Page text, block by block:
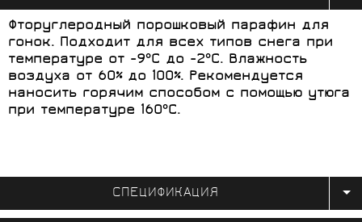
Фторуглеродный порошковый парафин для
гонок. Подходит для всех типов снега при
температуре от -9°C до -2°C. Влажность
воздуха от 60% до 100%. Рекомендуется
наносить горячим способом с помощью утюга
при температуре 160°C.
СПЕЦИФИКАЦИЯ